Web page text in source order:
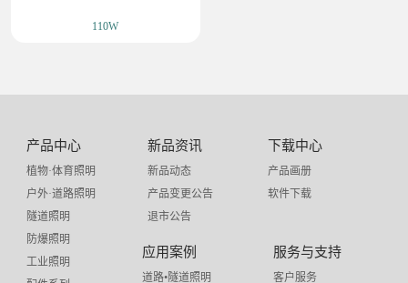
110W
产品中心
植物·体育照明
户外·道路照明
隧道照明
防爆照明
工业照明
新品资讯
新品动态
产品变更公告
退市公告
下载中心
产品画册
软件下载
应用案例
道路•隧道照明
服务与支持
客户服务